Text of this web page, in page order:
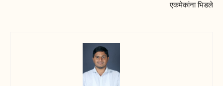
एकमेकांना भिडले